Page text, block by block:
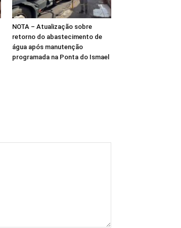
NOTA – Atualização sobre
retorno do abastecimento de
água após manutenção
programada na Ponta do Ismael